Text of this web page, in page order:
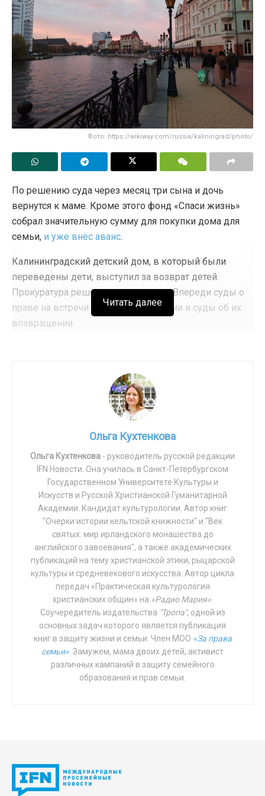
Фото: https://wikiway.com/russia/kaliningrad/photo/
По решению суда через месяц три сына и дочь
вернутся к маме. Кроме этого фонд «Спаси жизнь»
собрал значительную сумму для покупки дома для
семьи, и уже внёс аванс.
Калининградский детский дом, в который были
переведены дети, выступил за возврат детей.
Прокуратура решение поддержала. Впереди суды о
праве на встречи с младшими детьми и суды об их
возвращении.
что в сиротских учреждениях Калининградской
области работали педофилы, которые теперь
находятся под следствием.Замешаны оказались
Читать далее
защита детей
Надежда Гольцова Россия Спаси жизнь
ювенальная юстиция
Ольга Кухтенкова
Ольга Кухтенкова - руководитель русской редакции
IFN Новости. Она училась в Санкт-Петербургском
Государственном Университете Культуры и
Искусств и Русской Христианской Гуманитарной
Академии. Кандидат культурологии. Автор книг
"Очерки истории кельтской книжности" и "Век
святых: мир ирландского монашества до
английского завоевания", а также академических
публикаций на тему христианской этики, рыцарской
культуры и средневекового искусства. Автор цикла
передач «Практическая культурология
христианских общин» на «Радио Мария».
Соучередитель издательства "Тропа", одной из
основных задач которого является публикация
книг в защиту жизни и семьи. Член МОО «За права
семьи». Замужем, мама двоих детей, активист
различных кампаний в защиту семейного
образования и прав семьи.